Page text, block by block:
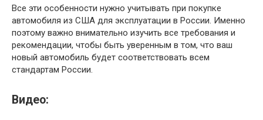
Все эти особенности нужно учитывать при покупке
автомобиля из США для эксплуатации в России. Именно
поэтому важно внимательно изучить все требования и
рекомендации, чтобы быть уверенным в том, что ваш
новый автомобиль будет соответствовать всем
стандартам России.
Видео: